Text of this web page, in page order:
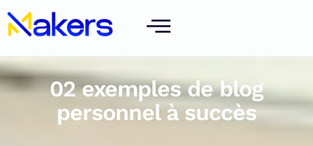
02 exemples de blog
personnel à succès